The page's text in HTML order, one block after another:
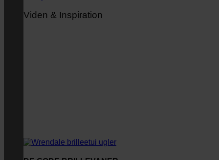
Viden & Inspiration